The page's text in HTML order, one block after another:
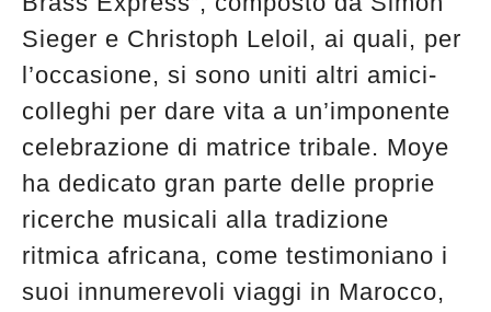
Sieger e Christoph Leloil, ai quali, per
l’occasione, si sono uniti altri amici-
colleghi per dare vita a un’imponente
celebrazione di matrice tribale. Moye
ha dedicato gran parte delle proprie
ricerche musicali alla tradizione
ritmica africana, come testimoniano i
suoi innumerevoli viaggi in Marocco,